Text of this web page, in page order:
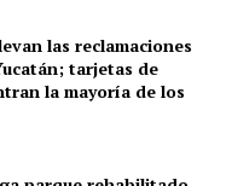
las reclamaciones
tarjetas de
la mayoría de los